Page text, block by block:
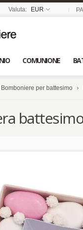
Valuta: EUR
COMUNIONE
Bomboniere per battesimo